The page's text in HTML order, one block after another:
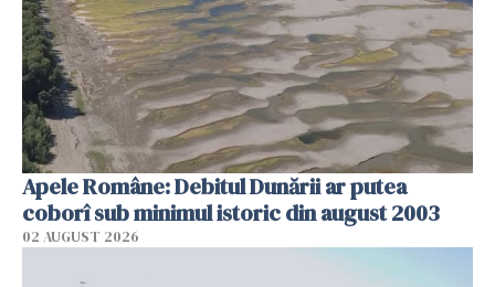
Apele Române: Debitul Dunării ar putea
coborî sub minimul istoric din august 2003
02 AUGUST 2026